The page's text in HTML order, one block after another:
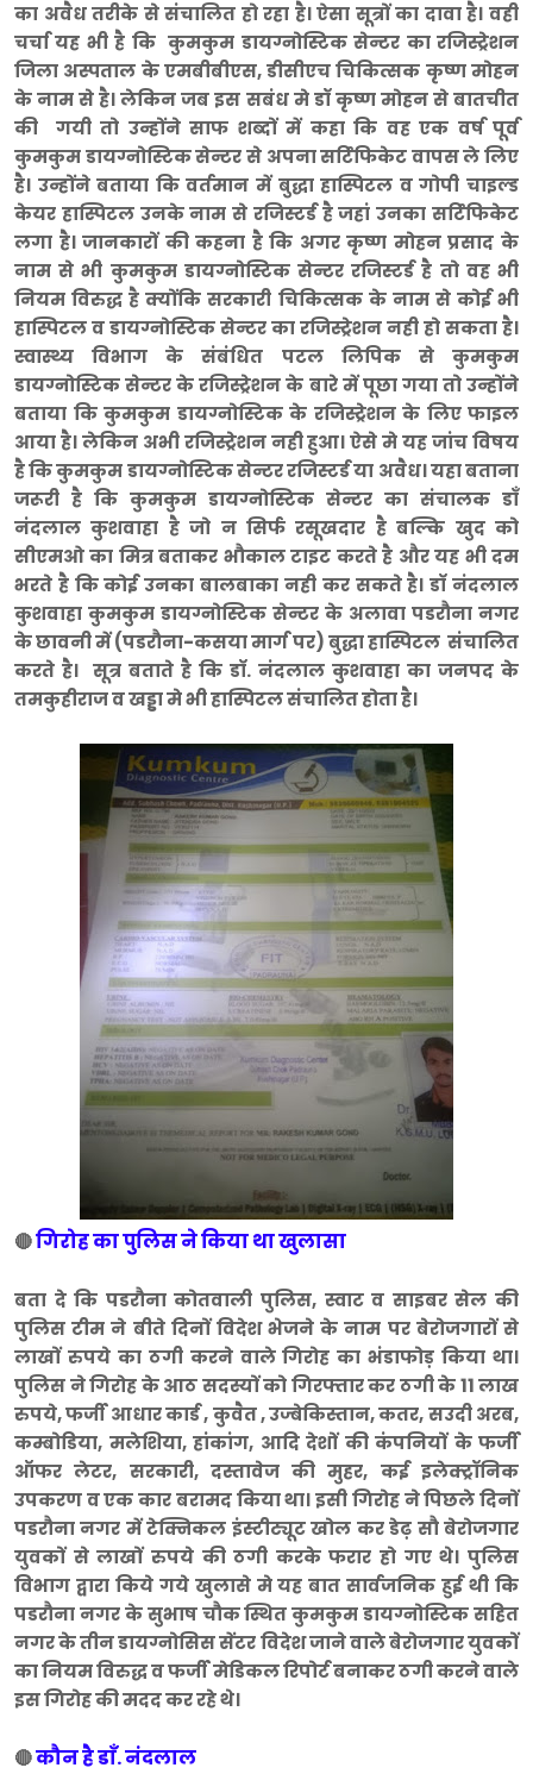
का अवैध तरीके से संचालित हो रहा है। ऐसा सूत्रों का दावा है। वही
चर्चा यह भी है कि कुमकुम डायग्नोस्टिक सेन्टर का रजिस्ट्रेशन
जिला अस्पताल के एमबीबीएस, डीसीएच चिकित्सक कृष्ण मोहन
के नाम से है। लेकिन जब इस सबंध मे डॉ कृष्ण मोहन से बातचीत
की गयी तो उन्होंने साफ शब्दों में कहा कि वह एक वर्ष पूर्व
कुमकुम डायग्नोस्टिक सेन्टर से अपना सर्टिफिकेट वापस ले लिए
है। उन्होंने बताया कि वर्तमान में बुद्धा हास्पिटल व गोपी चाइल्ड
केयर हास्पिटल उनके नाम से रजिस्टर्ड है जहां उनका सर्टिफिकेट
लगा है। जानकारों की कहना है कि अगर कृष्ण मोहन प्रसाद के
नाम से भी कुमकुम डायग्नोस्टिक सेन्टर रजिस्टर्ड है तो वह भी
नियम विरुद्ध है क्योंकि सरकारी चिकित्सक के नाम से कोई भी
हास्पिटल व डायग्नोस्टिक सेन्टर का रजिस्ट्रेशन नही हो सकता है।
स्वास्थ्य विभाग के संबंधित पटल लिपिक से कुमकुम
डायग्नोस्टिक सेन्टर के रजिस्ट्रेशन के बारे में पूछा गया तो उन्होंने
बताया कि कुमकुम डायग्नोस्टिक के रजिस्ट्रेशन के लिए फाइल
आया है। लेकिन अभी रजिस्ट्रेशन नही हुआ। ऐसे मे यह जांच विषय
है कि कुमकुम डायग्नोस्टिक सेन्टर रजिस्टर्ड या अवैध। यहा बताना
जरूरी है कि कुमकुम डायग्नोस्टिक सेन्टर का संचालक डाँ
नंदलाल कुशवाहा है जो न सिर्फ रसूखदार है बल्कि खुद को
सीएमओ का मित्र बताकर भौकाल टाइट करते है और यह भी दम
भरते है कि कोई उनका बालबाका नही कर सकते है। डाॅ नंदलाल
कुशवाहा कुमकुम डायग्नोस्टिक सेन्टर के अलावा पडरौना नगर
के छावनी में (पडरौना-कसया मार्ग पर) बुद्धा हास्पिटल संचालित
करते है। सूत्र बताते है कि डाॅ. नंदलाल कुशवाहा का जनपद के
तमकुहीराज व खड्डा मे भी हास्पिटल संचालित होता है।
🔴गिरोह का पुलिस ने किया था खुलासा
बता दे कि पडरौना कोतवाली पुलिस, स्वाट व साइबर सेल की
पुलिस टीम ने बीते दिनों विदेश भेजने के नाम पर बेरोजगारों से
लाखों रुपये का ठगी करने वाले गिरोह का भंडाफोड़ किया था।
पुलिस ने गिरोह के आठ सदस्यों को गिरफ्तार कर ठगी के 11 लाख
रुपये, फर्जी आधार कार्ड , कुवैत , उज्बेकिस्तान, कतर, सउदी अरब,
कम्बोडिया, मलेशिया, हांकांग, आदि देशों की कंपनियों के फर्जी
ऑफर लेटर, सरकारी, दस्तावेज की मुहर, कई इलेक्ट्रॉनिक
उपकरण व एक कार बरामद किया था। इसी गिरोह ने पिछले दिनों
पडरौना नगर में टेक्निकल इंस्टीट्यूट खोल कर डेढ़ सौ बेरोजगार
युवकों से लाखों रुपये की ठगी करके फरार हो गए थे। पुलिस
विभाग द्वारा किये गये खुलासे मे यह बात सार्वजनिक हुई थी कि
पडरौना नगर के सुभाष चौक स्थित कुमकुम डायग्नोस्टिक सहित
नगर के तीन डायग्नोसिस सेंटर विदेश जाने वाले बेरोजगार युवकों
का नियम विरुद्ध व फर्जी मेडिकल रिपोर्ट बनाकर ठगी करने वाले
इस गिरोह की मदद कर रहे थे।
🔴कौन है डाँ. नंदलाल